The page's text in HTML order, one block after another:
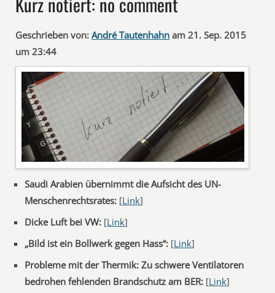
Geschrieben von: André Tautenhahn am 21. Sep. 2015
um 23:44
Saudi Arabien übernimmt die Aufsicht des UN-
Menschenrechtsrates: [Link]
Dicke Luft bei VW: [Link]
„Bild ist ein Bollwerk gegen Hass“: [Link]
Probleme mit der Thermik: Zu schwere Ventilatoren
bedrohen fehlenden Brandschutz am BER: [Link]